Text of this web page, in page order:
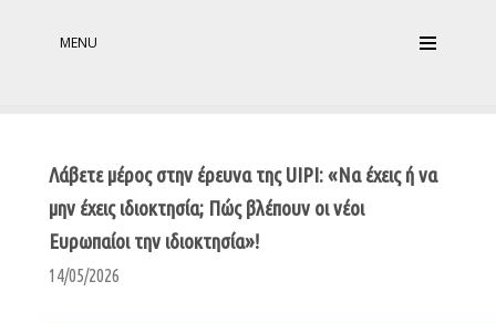
MENU
Λάβετε μέρος στην έρευνα της UIPI: «Να έχεις ή να
μην έχεις ιδιοκτησία; Πώς βλέπουν οι νέοι
Ευρωπαίοι την ιδιοκτησία»!
14/05/2026